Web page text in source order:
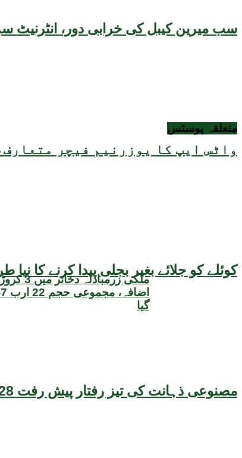
سب میرین کیبل کی خرابی دور، انٹرنیٹ
واٹس ایپ کا یوزرنیم فیچر
کوئلے کو جلائے بغیر بجلی پیدا کرنے کا
مصنوعی ذہانت کی تیز رفتار پیش رفت 2028 تک عالمی معیشت کیلئے سنگین خطرہ بن سکتی ہے، نئی تحقیق کا انتباہ
متعلقہ پوسٹس
گیا